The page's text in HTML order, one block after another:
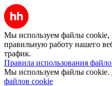
Мы используем файлы cookie,
правильную работу нашего
трафик.
Правила использования
Мы используем файлы cookie.
файлов cookie